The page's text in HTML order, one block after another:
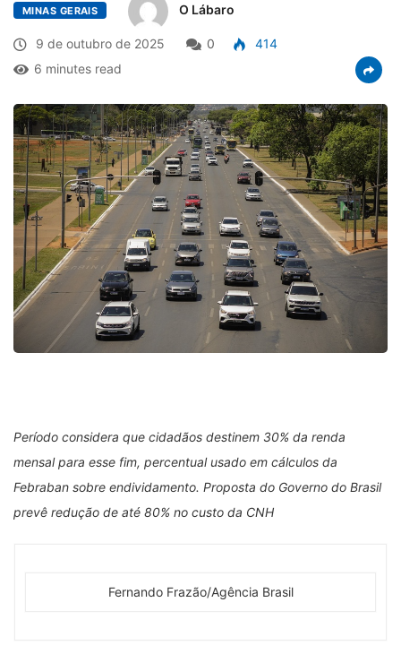
MINAS GERAIS O Lábaro
9 de outubro de 2025 0
414
6 minutes read
Período considera que cidadãos destinem 30% da renda
mensal para esse fim, percentual usado em cálculos da
Febraban sobre endividamento. Proposta do Governo do Brasil
prevê redução de até 80% no custo da CNH
Fernando Frazão/Agência Brasil